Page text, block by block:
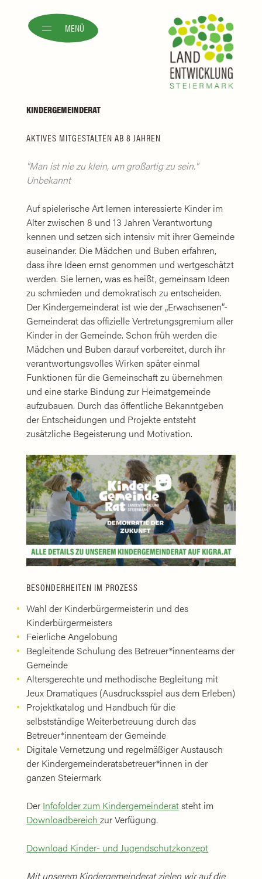
MENÜ
KINDERGEMEINDERAT
AKTIVES MITGESTALTEN AB 8 JAHREN
Man ist nie zu klein, um großartig zu sein.
Unbekannt
Auf spielerische Art lernen interessierte Kinder im
Alter zwischen 8 und 13 Jahren Verantwortung
kennen und setzen sich intensiv mit ihrer Gemeinde
auseinander. Die Mädchen und Buben erfahren,
dass ihre Ideen ernst genommen und wertgeschätzt
werden. Sie lernen, was es heißt, gemeinsam Ideen
zu schmieden und demokratisch zu entscheiden.
Der Kindergemeinderat ist wie der „Erwachsenen“-
Gemeinderat das offizielle Vertretungsgremium aller
Kinder in der Gemeinde. Schon früh werden die
Mädchen und Buben darauf vorbereitet, durch ihr
verantwortungsvolles Wirken später einmal
Funktionen für die Gemeinschaft zu übernehmen
und eine starke Bindung zur Heimatgemeinde
aufzubauen. Durch das öffentliche Bekanntgeben
der Entscheidungen und Projekte entsteht
zusätzliche Begeisterung und Motivation.
BESONDERHEITEN IM PROZESS
Wahl der Kinderbürgermeisterin und des
Kinderbürgermeisters
Feierliche Angelobung
Begleitende Schulung des Betreuer*innenteams der
Gemeinde
Altersgerechte und methodische Begleitung mit
Jeux Dramatiques (Ausdrucksspiel aus dem Erleben)
Projektkatalog und Handbuch für die
selbstständige Weiterbetreuung durch das
Betreuer*innenteam der Gemeinde
Digitale Vernetzung und regelmäßiger Austausch
der Kindergemeinderatsbetreuer*innen in der
ganzen Steiermark
Der Infofolder zum Kindergemeinderatsteht im
Downloadbereichzur Verfügung.
Download Kinder- und Jugendschutzkonzept
Mit unserem Kindergemeinderat zielen wir auf die